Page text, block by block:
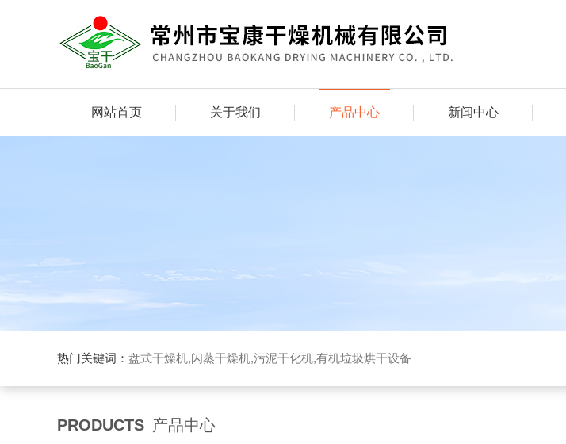
网站首页 关于我们 产品中心 新闻中心
热门关键词： 盘式干燥机,闪蒸干燥机,污泥干化机,有机垃圾烘干设备
PRODUCTS 产品中心